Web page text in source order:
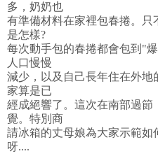
多，奶奶也
有準備材料在家裡包春捲。
是怎樣?
每次動手包的春捲都會包到"
人口慢慢
減少，以及自己長年住在外
家算是已
經成絕響了。這次在南部過
覺。特別商
請冰箱的丈母娘為大家示範
呀....